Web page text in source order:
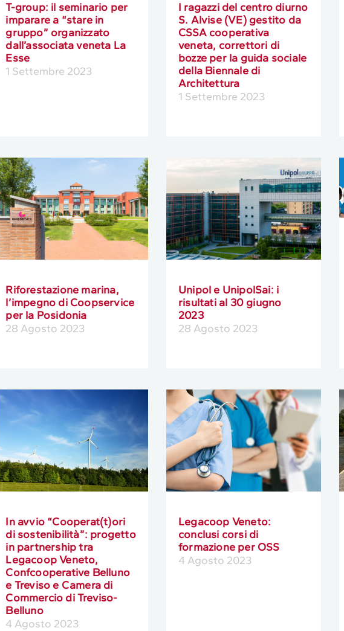
T-group: il seminario per
imparare a “stare in
gruppo” organizzato
dall’associata veneta La
Esse
1 Settembre 2023
I ragazzi del centro diurno
S. Alvise (VE) gestito da
CSSA cooperativa
veneta, correttori di
bozze per la guida sociale
della Biennale di
Architettura
1 Settembre 2023
Riforestazione marina,
l’impegno di Coopservice
per la Posidonia
28 Agosto 2023
Unipol e UnipolSai: i
risultati al 30 giugno
2023
28 Agosto 2023
In avvio “Cooperat(t)ori
di sostenibilità”: progetto
in partnership tra
Legacoop Veneto,
Confcooperative Belluno
e Treviso e Camera di
Commercio di Treviso-
Belluno
4 Agosto 2023
Legacoop Veneto:
conclusi corsi di
formazione per OSS
4 Agosto 2023